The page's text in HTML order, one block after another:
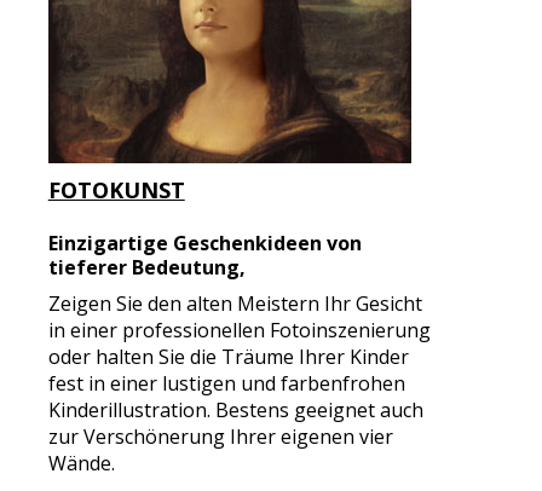
FOTOKUNST
Einzigartige Geschenkideen von
tieferer Bedeutung,
Zeigen Sie den alten Meistern Ihr Gesicht
in einer professionellen Fotoinszenierung
oder halten Sie die Träume Ihrer Kinder
fest in einer lustigen und farbenfrohen
Kinderillustration. Bestens geeignet auch
zur Verschönerung Ihrer eigenen vier
Wände.